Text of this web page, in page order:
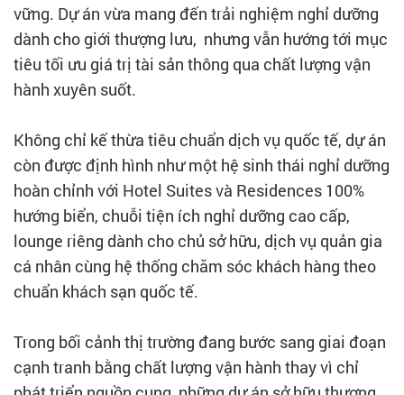
vững. Dự án vừa mang đến trải nghiệm nghỉ dưỡng
dành cho giới thượng lưu, nhưng vẫn hướng tới mục
tiêu tối ưu giá trị tài sản thông qua chất lượng vận
hành xuyên suốt.
Không chỉ kế thừa tiêu chuẩn dịch vụ quốc tế, dự án
còn được định hình như một hệ sinh thái nghỉ dưỡng
hoàn chỉnh với Hotel Suites và Residences 100%
hướng biển, chuỗi tiện ích nghỉ dưỡng cao cấp,
lounge riêng dành cho chủ sở hữu, dịch vụ quản gia
cá nhân cùng hệ thống chăm sóc khách hàng theo
chuẩn khách sạn quốc tế.
Trong bối cảnh thị trường đang bước sang giai đoạn
cạnh tranh bằng chất lượng vận hành thay vì chỉ